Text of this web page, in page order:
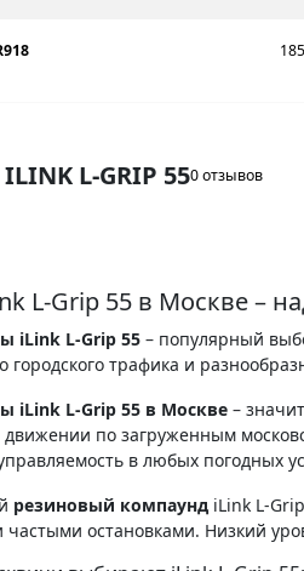
L-GRIP 550 отзывов
L-Grip 55 в Москве –
iLink L-Grip 55 – популярный
городского трафика и
iLink L-Grip 55 в Москве –
по загруженным
в любых погодных
резиновый компаунд iLink L-
остановками. Низкий